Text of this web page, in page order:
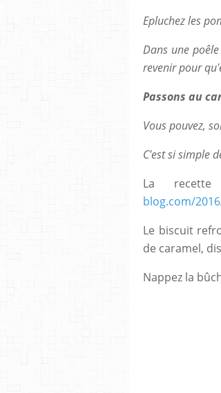
Epluchez les
Dans une
revenir pour
Passons au
Vous pouvez,
C'est si simple
La
blog.com/
Le biscuit
de caramel,
Nappez la